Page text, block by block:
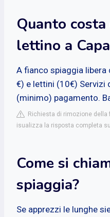
Quanto
lettino a
A fianco spiaggia
€) e lettini (10€) Servizi
(minimo) pagamento.
Richiesta di rimozione della
isualizza la risposta completa
Come si
spiaggia?
Se apprezzi le lunghe